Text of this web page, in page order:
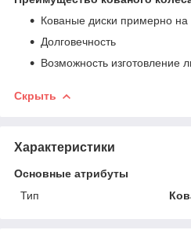
Кованые диски примерно на
Долговечность
Возможность изготовление
Скрыть
Характеристики
Основные атрибуты
Тип